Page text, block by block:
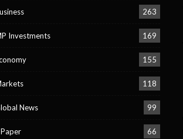
263
Investments 169
155
118
News 99
Paper 66